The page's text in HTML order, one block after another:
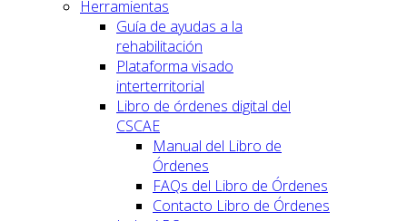
Herramientas
Guía de ayudas a la
rehabilitación
Plataforma visado
interterritorial
Libro de órdenes digital del
CSCAE
Manual del Libro de
Órdenes
FAQs del Libro de Órdenes
Contacto Libro de Órdenes